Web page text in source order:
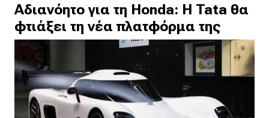
Αδιανόητο για τη Honda: Η Tata θα
φτιάξει τη νέα πλατφόρμα της